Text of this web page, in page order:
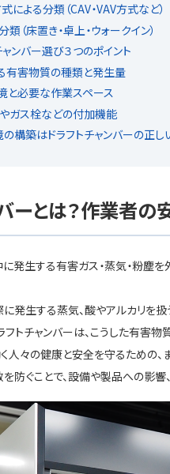
よる分類（CAV・VAV方式など）
（床置き・卓上・ウォークイン）
ンバー選び３つのポイント
有害物質の種類と発生量
と必要な作業スペース
やガス栓などの付加機能
構築はドラフトチャンバーの正
ーとは？作業者
に発生する有害ガス・蒸気・粉
発生する蒸気、酸やアルカリを
フトチャンバーは、こうした有害
人々の健康と安全を守るための
防ぐことで、設備や製品への影